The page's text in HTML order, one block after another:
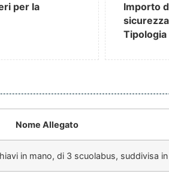
per la
Importo
Tipologia
Nome Allegato
in mano, di 3 scuolabus, suddivisa